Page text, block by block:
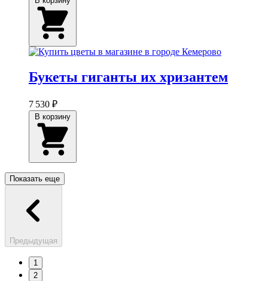
Букеты гиганты их хризантем
7 530 ₽
Показать еще
Предыдущая
1
2